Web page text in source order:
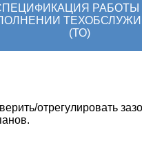
РАБОТЫ
(ТО)
отрегулировать